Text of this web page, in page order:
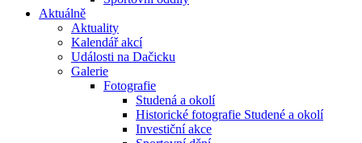
Aktuálně
Aktuality
Kalendář akcí
Události na Dačicku
Galerie
Fotografie
Studená a okolí
Historické fotografie Studené a okolí
Investiční akce